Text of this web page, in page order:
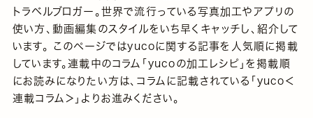
トラベルブロガー。世界で流行っている写真加工やアプリの
使い方、動画編集のスタイルをいち早くキャッチし、紹介して
います。 このページではyucoに関する記事を人気順に掲載
しています。連載中のコラム「yucoの加工レシピ」を掲載順
にお読みになりたい方は、コラムに記載されている「yuco＜
連載コラム＞」よりお進みください。